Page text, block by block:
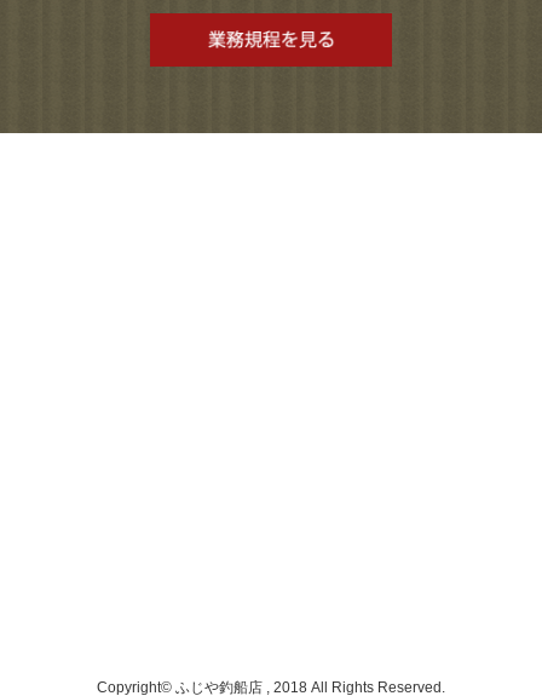
Copyright© ふじや釣船店 , 2018 All Rights Reserved.